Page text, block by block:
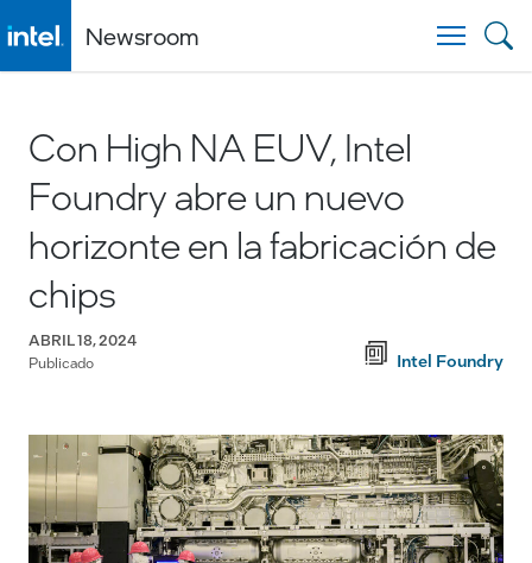
Newsroom
Con High NA EUV, Intel
Foundry abre un nuevo
horizonte en la fabricación de
chips
ABRIL 18, 2024
Publicado
Intel Foundry